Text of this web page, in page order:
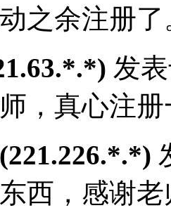
之余注册
发
，真心注
西，感谢